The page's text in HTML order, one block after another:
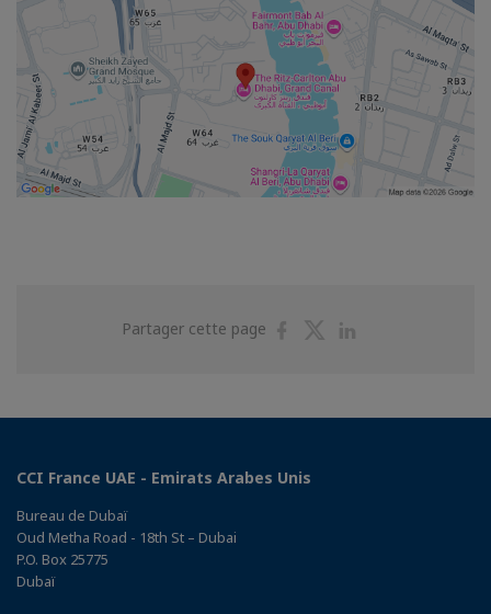
Partager cette page
PartagerPartager
CCI France UAE - Emirats Arabes Unis
Bureau de Dubaï
Oud Metha Road - 18th St – Dubai
P.O. Box 25775
Dubaï